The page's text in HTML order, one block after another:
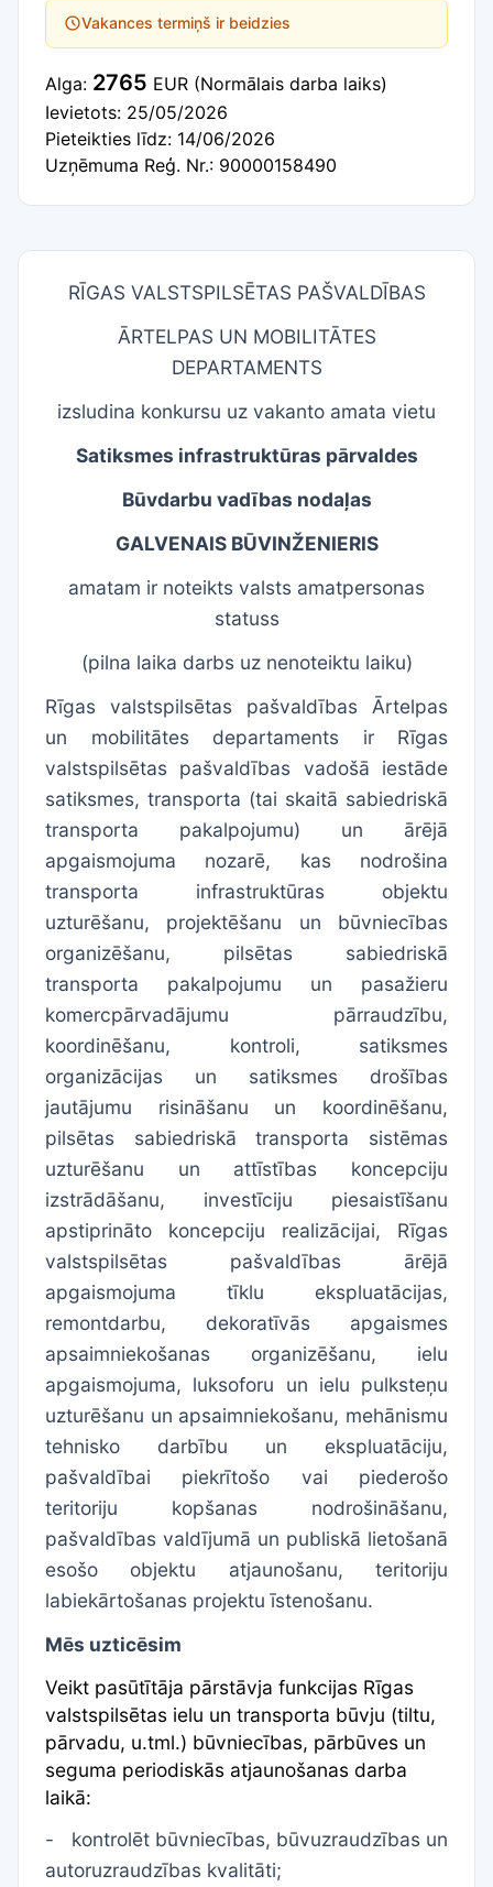
RĪGAS VALSTSPILSĒTAS PAŠVALDĪBAS
ĀRTELPAS UN MOBILITĀTES
DEPARTAMENTS
izsludina konkursu uz vakanto amata vietu
Satiksmes infrastruktūras pārvaldes
Būvdarbu vadības nodaļas
GALVENAIS BŪVINŽENIERIS
amatam ir noteikts valsts amatpersonas
statuss
(pilna laika darbs uz nenoteiktu laiku)
Rīgas valstspilsētas pašvaldības Ārtelpas
un mobilitātes departaments ir Rīgas
valstspilsētas pašvaldības vadošā iestāde
satiksmes, transporta (tai skaitā sabiedriskā
transporta pakalpojumu) un ārējā
apgaismojuma nozarē, kas nodrošina
transporta infrastruktūras objektu
uzturēšanu, projektēšanu un būvniecības
organizēšanu, pilsētas sabiedriskā
transporta pakalpojumu un pasažieru
komercpārvadājumu pārraudzību,
koordinēšanu, kontroli, satiksmes
organizācijas un satiksmes drošības
jautājumu risināšanu un koordinēšanu,
pilsētas sabiedriskā transporta sistēmas
uzturēšanu un attīstības koncepciju
izstrādāšanu, investīciju piesaistīšanu
apstiprināto koncepciju realizācijai, Rīgas
valstspilsētas pašvaldības ārējā
apgaismojuma tīklu ekspluatācijas,
remontdarbu, dekoratīvās apgaismes
apsaimniekošanas organizēšanu, ielu
apgaismojuma, luksoforu un ielu pulksteņu
uzturēšanu un apsaimniekošanu, mehānismu
tehnisko darbību un ekspluatāciju,
pašvaldībai piekrītošo vai piederošo
teritoriju kopšanas nodrošināšanu,
pašvaldības valdījumā un publiskā lietošanā
esošo objektu atjaunošanu, teritoriju
labiekārtošanas projektu īstenošanu.
Mēs uzticēsim
Veikt pasūtītāja pārstāvja funkcijas Rīgas
valstspilsētas ielu un transporta būvju (tiltu,
pārvadu, u.tml.) būvniecības, pārbūves un
seguma periodiskās atjaunošanas darba
laikā:
- kontrolēt būvniecības, būvuzraudzības un
autoruzraudzības kvalitāti;
Vakances termiņš ir beidzies
Alga: 2765 EUR (Normālais darba laiks)
Ievietots: 25/05/2026
Pieteikties līdz: 14/06/2026
Uzņēmuma Reģ. Nr.: 90000158490